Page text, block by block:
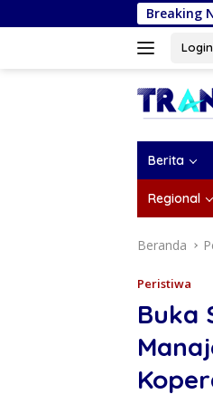
ke
Breaking
Login
Berita
Regional
Beranda
Peristiwa
Buka